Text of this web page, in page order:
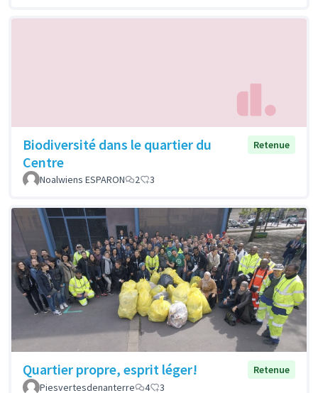
Biodiversité dans le quartier du
Centre
Retenue
Noalwiens ESPARON 2 3
Quartier propre, esprit léger!
Retenue
Piesvertesdenanterre
4 3